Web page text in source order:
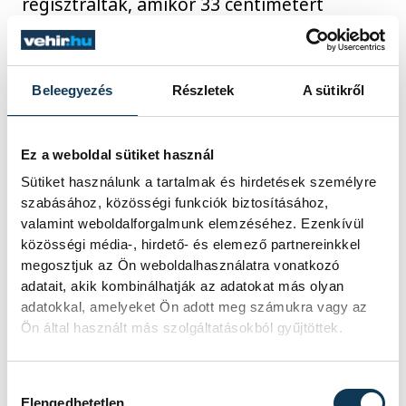
Beleegyezés Részletek A sütikről
Ez a weboldal sütiket használ
Sütiket használunk a tartalmak és hirdetések személyre
szabásához, közösségi funkciók biztosításához,
valamint weboldalforgalmunk elemzéséhez. Ezenkívül
közösségi média-, hirdető- és elemező partnereinkkel
megosztjuk az Ön weboldalhasználatra vonatkozó
adatait, akik kombinálhatják az adatokat más olyan
adatokkal, amelyeket Ön adott meg számukra vagy az
Ön által használt más szolgáltatásokból gyűjtöttek.
Elengedhetetlen
mutattak a mérőállomások.
1 2 3 4 ...
KÖZÉLET
Meglepték az elemzőket
a júliusi inflációs adatok